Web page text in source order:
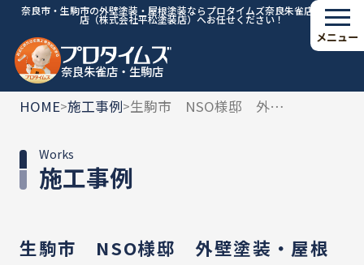
奈良市・生駒市の外壁塗装・屋根塗装ならプロタイムズ奈良朱雀店・生駒
店（株式会社平松塗装店）へお任せください！
奈良朱雀店・生駒店
メニュー
HOME>施工事例> 生駒市 NSO様邸 外壁塗装・屋根塗装
施工事例
Works
生駒市 NSO様邸 外壁塗装・屋根